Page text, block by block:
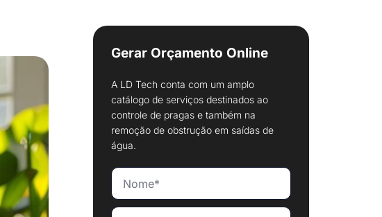
Gerar Orçamento Online
A LD Tech conta com um amplo
catálogo de serviços destinados ao
controle de pragas e também na
remoção de obstrução em saídas de
água.